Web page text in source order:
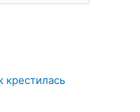
крестилась